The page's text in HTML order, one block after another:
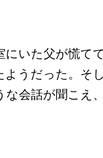
にいた父が慌て
ようだった。そ
な会話が聞こえ